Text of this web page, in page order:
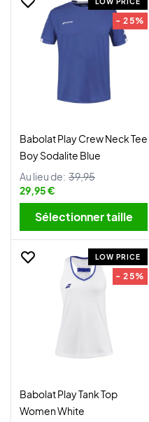
- 25%
Babolat Play Crew Neck Tee
Boy Sodalite Blue
Au lieu de: 39,95
29,95 €
Sélectionner taille
LOW PRICE
- 25%
Babolat Play Tank Top
Women White